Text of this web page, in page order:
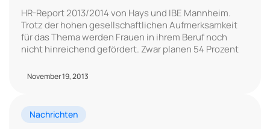
HR-Report 2013/2014 von Hays und IBE Mannheim.
Trotz der hohen gesellschaftlichen Aufmerksamkeit
für das Thema werden Frauen in ihrem Beruf noch
nicht hinreichend gefördert. Zwar planen 54 Prozent
November 19, 2013
Nachrichten